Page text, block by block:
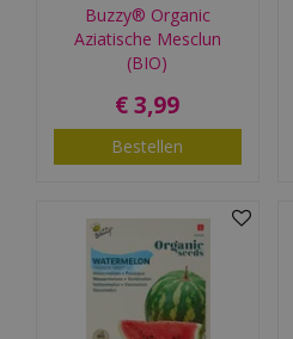
Buzzy® Organic
Aziatische Mesclun
(BIO)
€ 3,99
Bestellen